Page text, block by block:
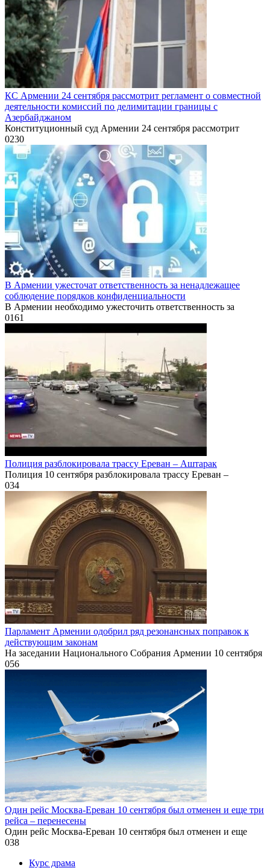
КС Армении 24 сентября рассмотрит регламент о совместной
деятельности комиссий по делимитации границы с
Азербайджаном
Конституционный суд Армении 24 сентября рассмотрит
0230
В Армении ужесточат ответственность за ненадлежащее
соблюдение порядков конфиденциальности
В Армении необходимо ужесточить ответственность за
0161
Полиция разблокировала трассу Ереван – Аштарак
Полиция 10 сентября разблокировала трассу Ереван –
034
Парламент Армении одобрил ряд резонансных поправок к
действующим законам
На заседании Национального Собрания Армении 10 сентября
056
Один рейс Москва-Ереван 10 сентября был отменен и еще три
рейса – перенесены
Один рейс Москва-Ереван 10 сентября был отменен и еще
038
Курс драма